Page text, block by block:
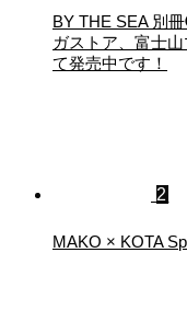
BY THE SEA 別
ガストア、富士
て発売中です！
2
MAKO × KOTA